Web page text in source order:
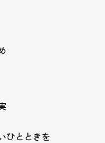
ひとときを